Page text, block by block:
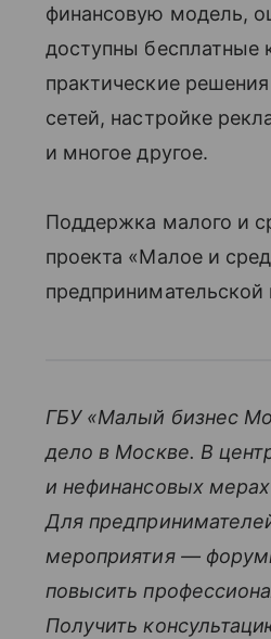
финансовую модель,
доступны бесплатные
практические
сетей, настройке
и многое другое.
Поддержка малого и
проекта «Малое и
ГБУ «Малый бизнес
дело в Москве. В
и нефинансовых
Для
мероприятия —
повысить
Получить